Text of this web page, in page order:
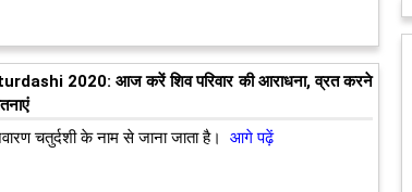
2020: आज करें शिव परिवार की आराधना, व्रत करने
चतुर्दशी के नाम से जाना जाता है।
आगे पढ़ें